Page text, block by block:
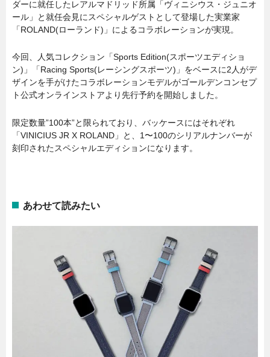
ダーに就任したレアルマドリッド所属「ヴィニシウス・ジュニオ
ール」と就任会見にスペシャルゲストとして登場した実業家
「ROLAND(ローランド)」によるコラボレーションが実現。
今回、人気コレクション「Sports Edition(スポーツエディショ
ン)」「Racing Sports(レーシングスポーツ)」をベースに2人がデ
ザインを手がけたコラボレーションモデルがゴールデンコンセプ
ト公式オンラインストアより先行予約を開始しました。
限定数量”100本”と限られており、バッケースにはそれぞれ
「VINICIUS JR X ROLAND」と、1〜100のシリアルナンバーが
刻印されたスペシャルエディションになります。
あわせて読みたい